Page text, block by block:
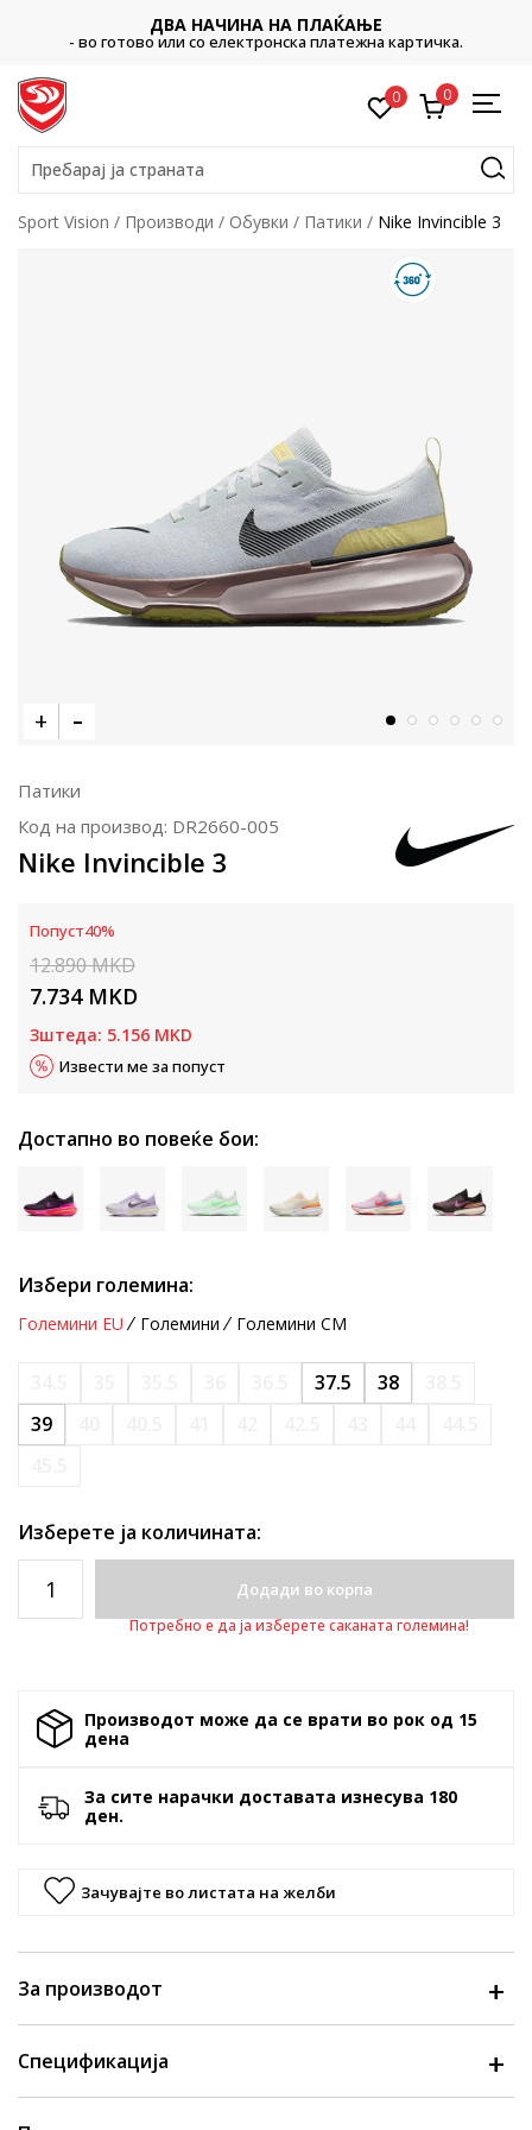
ДВА НАЧИНА НА ПЛАЌАЊЕ
- во готово или со електронска платежна картичка.
0 0
Пребарај ја страната
Sport Vision Производи Обувки Патики Nike Invincible 3
Патики
Код на производ: DR2660-005
Nike Invincible 3
Попуст40%
12.890MKD
7.734 MKD
Зштеда: 5.156 MKD
Извести ме за попуст
Достапно во повеќе бои:
Избери големина:
Големини EU Големини Големини CM
37.5 38
39
Изберете ја количината:
Додади во корпа
Потребно е да ја изберете саканата големина!
Производот може да се врати во рок од 15
денa
За сите нарачки доставата изнесува 180
ден.
Зачувајте во листата на желби
За производот
Спецификација